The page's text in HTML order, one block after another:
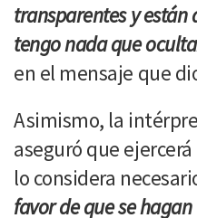
transparentes y están
tengo nada que
en el mensaje que
Asimismo, la
aseguró que
lo considera
favor de que se